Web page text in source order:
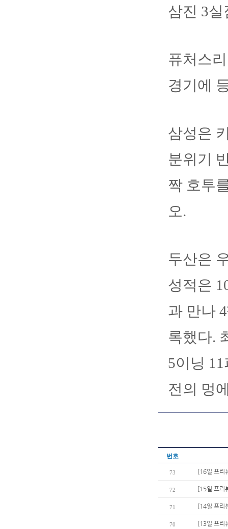
삼진 3
퓨처스
경기에
삼성은
분위기
짝 호투
오.
두산은
성적은
과 만나
록했다.
5이닝
전의 멍
번호
73 [16일 프리
72 [15일 프리
71 [14일 프리
70 [13일 프리